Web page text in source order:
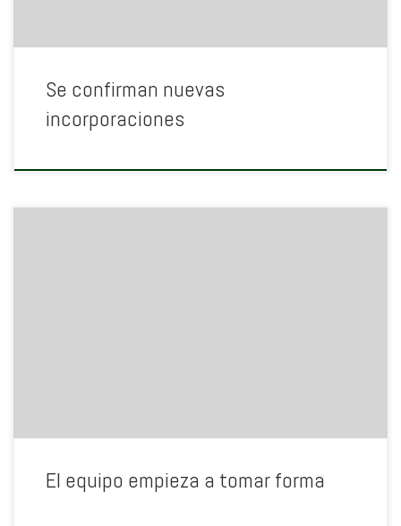
Se confirman nuevas
incorporaciones
El equipo empieza a tomar forma